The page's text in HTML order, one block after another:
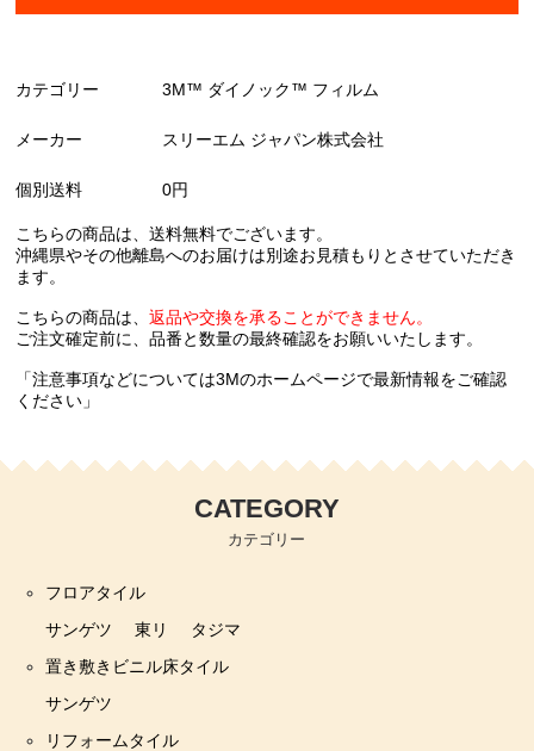
カテゴリー 3M™ ダイノック™ フィルム
メーカー スリーエム ジャパン株式会社
個別送料 0円
こちらの商品は、送料無料でございます。
沖縄県やその他離島へのお届けは別途お見積もりとさせていただき
ます。
こちらの商品は、返品や交換を承ることができません。
ご注文確定前に、品番と数量の最終確認をお願いいたします。
「注意事項などについては3Mのホームページで最新情報をご確認
ください」
CATEGORY
カテゴリー
フロアタイル
サンゲツ
東リ
タジマ
置き敷きビニル床タイル
サンゲツ
リフォームタイル